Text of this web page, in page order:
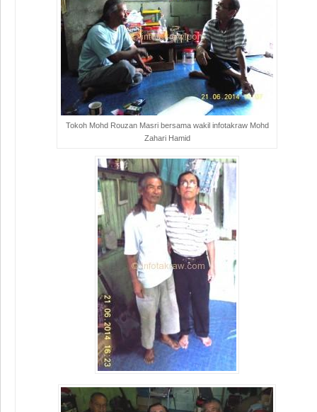
Tokoh Mohd Rouzan Masri bersama wakil infotakraw Mohd
Zahari Hamid